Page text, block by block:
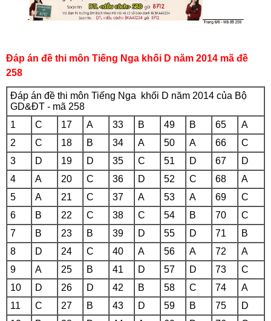
Đáp án đề thi môn Tiếng Nga khối D năm 2014 mã đề
258
Đáp án đề thi môn Tiếng Nga khối D năm 2014 của Bộ
GD&ĐT - mã 258
1
C 17 A 33 B 49 B 65
A
2
C 18 B 34 A 50 A 66
C
3
D 19 D 35 C 51 D 67
D
4
A 20 C 36 D 52 C 68
A
5
A 21 C 37 A 53 A 69
C
6
B 22 C 38 C 54 B 70
C
7
B 23 B 39 D 55 D 71
B
8
D 24 C 40 A 56 A 72
A
9
A 25 B 41 D 57 D 73
C
10
D 26 D 42 B 58 C 74
A
11
C 27 B 43 D 59 B 75
D